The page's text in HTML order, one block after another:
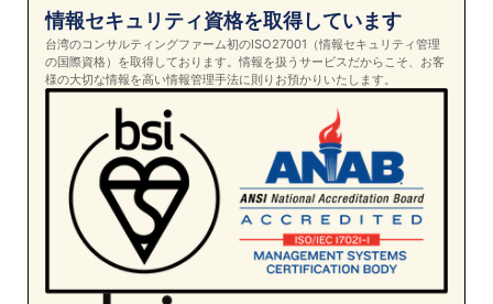
情報セキュリティ資格を取得しています
台湾のコンサルティングファーム初のISO27001（情報セキュリティ管理
の国際資格）を取得しております。情報を扱うサービスだからこそ、お客
様の大切な情報を高い情報管理手法に則りお預かりいたします。